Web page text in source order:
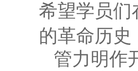
希望学员们
的革命历
管力明作